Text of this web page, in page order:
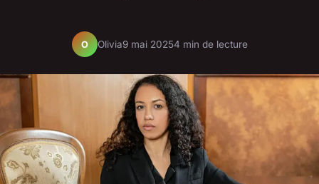
O Olivia9 mai 20254 min de lecture